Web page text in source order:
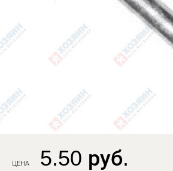
ЦЕНА 5.50 руб.